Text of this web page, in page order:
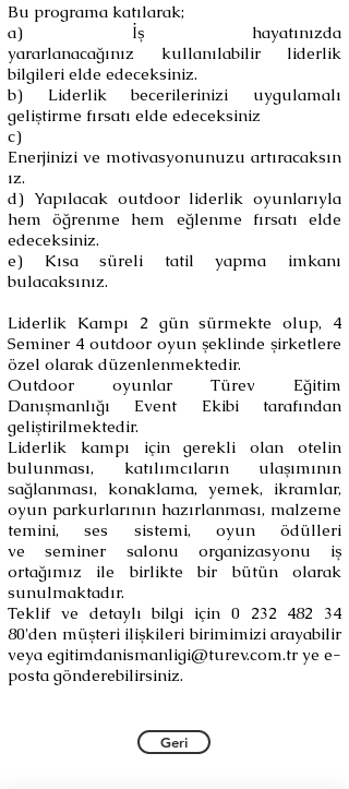
Bu programa katılarak;
a) İş hayatınızda
yararlanacağınız kullanılabilir liderlik
bilgileri elde edeceksiniz.
b) Liderlik becerilerinizi uygulamalı
geliştirme fırsatı elde edeceksiniz
c)
Enerjinizi ve motivasyonunuzu artıracaksın
ız.
d) Yapılacak outdoor liderlik oyunlarıyla
hem öğrenme hem eğlenme fırsatı elde
edeceksiniz.
e) Kısa süreli tatil yapma imkanı
bulacaksınız.
Liderlik Kampı 2 gün sürmekte olup, 4
Seminer 4 outdoor oyun şeklinde şirketlere
özel olarak düzenlenmektedir.
Outdoor oyunlar Türev Eğitim
Danışmanlığı Event Ekibi tarafından
geliştirilmektedir.
Liderlik kampı için gerekli olan otelin
bulunması, katılımcıların ulaşımının
sağlanması, konaklama, yemek, ikramlar,
oyun parkurlarının hazırlanması, malzeme
temini, ses sistemi, oyun ödülleri
ve seminer salonu organizasyonu iş
ortağımız ile birlikte bir bütün olarak
sunulmaktadır.
Teklif ve detaylı bilgi için 0 232 482 34
80'den müşteri ilişkileri birimimizi arayabilir
veya egitimdanismanligi@turev.com.tr ye e-
posta gönderebilirsiniz.
Geri